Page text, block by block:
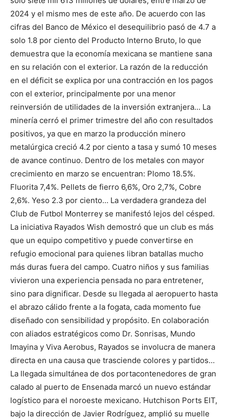
2024 y el mismo mes de este año. De acuerdo con las
cifras del Banco de México el desequilibrio pasó de 4.7 a
solo 1.8 por ciento del Producto Interno Bruto, lo que
demuestra que la economía mexicana se mantiene sana
en su relación con el exterior. La razón de la reducción
en el déficit se explica por una contracción en los pagos
con el exterior, principalmente por una menor
reinversión de utilidades de la inversión extranjera… La
minería cerró el primer trimestre del año con resultados
positivos, ya que en marzo la producción minero
metalúrgica creció 4.2 por ciento a tasa y sumó 10 meses
de avance continuo. Dentro de los metales con mayor
crecimiento en marzo se encuentran: Plomo 18.5%.
Fluorita 7,4%. Pellets de fierro 6,6%, Oro 2,7%, Cobre
2,6%. Yeso 2.3 por ciento… La verdadera grandeza del
Club de Futbol Monterrey se manifestó lejos del césped.
La iniciativa Rayados Wish demostró que un club es más
que un equipo competitivo y puede convertirse en
refugio emocional para quienes libran batallas mucho
más duras fuera del campo. Cuatro niños y sus familias
vivieron una experiencia pensada no para entretener,
sino para dignificar. Desde su llegada al aeropuerto hasta
el abrazo cálido frente a la fogata, cada momento fue
diseñado con sensibilidad y propósito. En colaboración
con aliados estratégicos como Dr. Sonrisas, Mundo
Imayina y Viva Aerobus, Rayados se involucra de manera
directa en una causa que trasciende colores y partidos…
La llegada simultánea de dos portacontenedores de gran
calado al puerto de Ensenada marcó un nuevo estándar
logístico para el noroeste mexicano. Hutchison Ports EIT,
bajo la dirección de Javier Rodríguez, amplió su muelle